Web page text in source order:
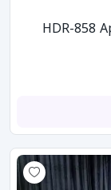
HDR-858